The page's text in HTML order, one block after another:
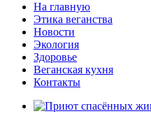
На главную
Этика веганства
Новости
Экология
Здоровье
Веганская кухня
Контакты